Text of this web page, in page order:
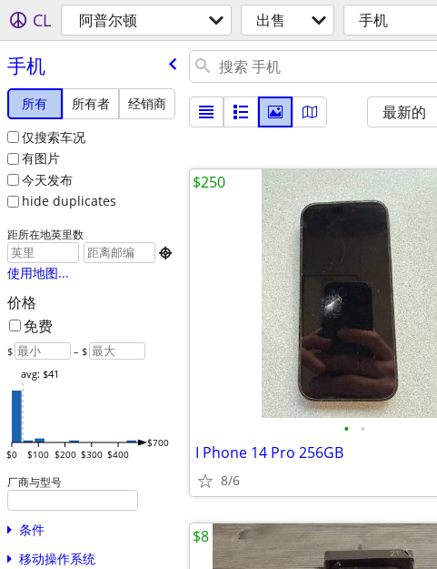
CL 阿普尔顿 出售 手机
手机
所有 所有者
经销商
仅搜索车况
有图片
今天发布
hide duplicates
距所在地英里数

使用地图...
价格
免费
$ – $
$0 $100 $200 $300 $400
$700
avg: $41
厂商与型号
条件
移动操作系统
最新的
• •
I Phone 14 Pro 256GB
8/6
$250
$8